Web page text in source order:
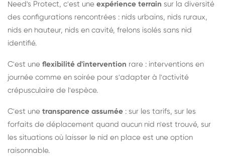
Need's Protect, c'est une expérience terrain sur la diversité
des configurations rencontrées : nids urbains, nids ruraux,
nids en hauteur, nids en cavité, frelons isolés sans nid
identifié.
C'est une flexibilité d'intervention rare : interventions en
journée comme en soirée pour s'adapter à l'activité
crépusculaire de l'espèce.
C'est une transparence assumée : sur les tarifs, sur les
forfaits de déplacement quand aucun nid n'est trouvé, sur
les situations où laisser le nid en place est une option
raisonnable.